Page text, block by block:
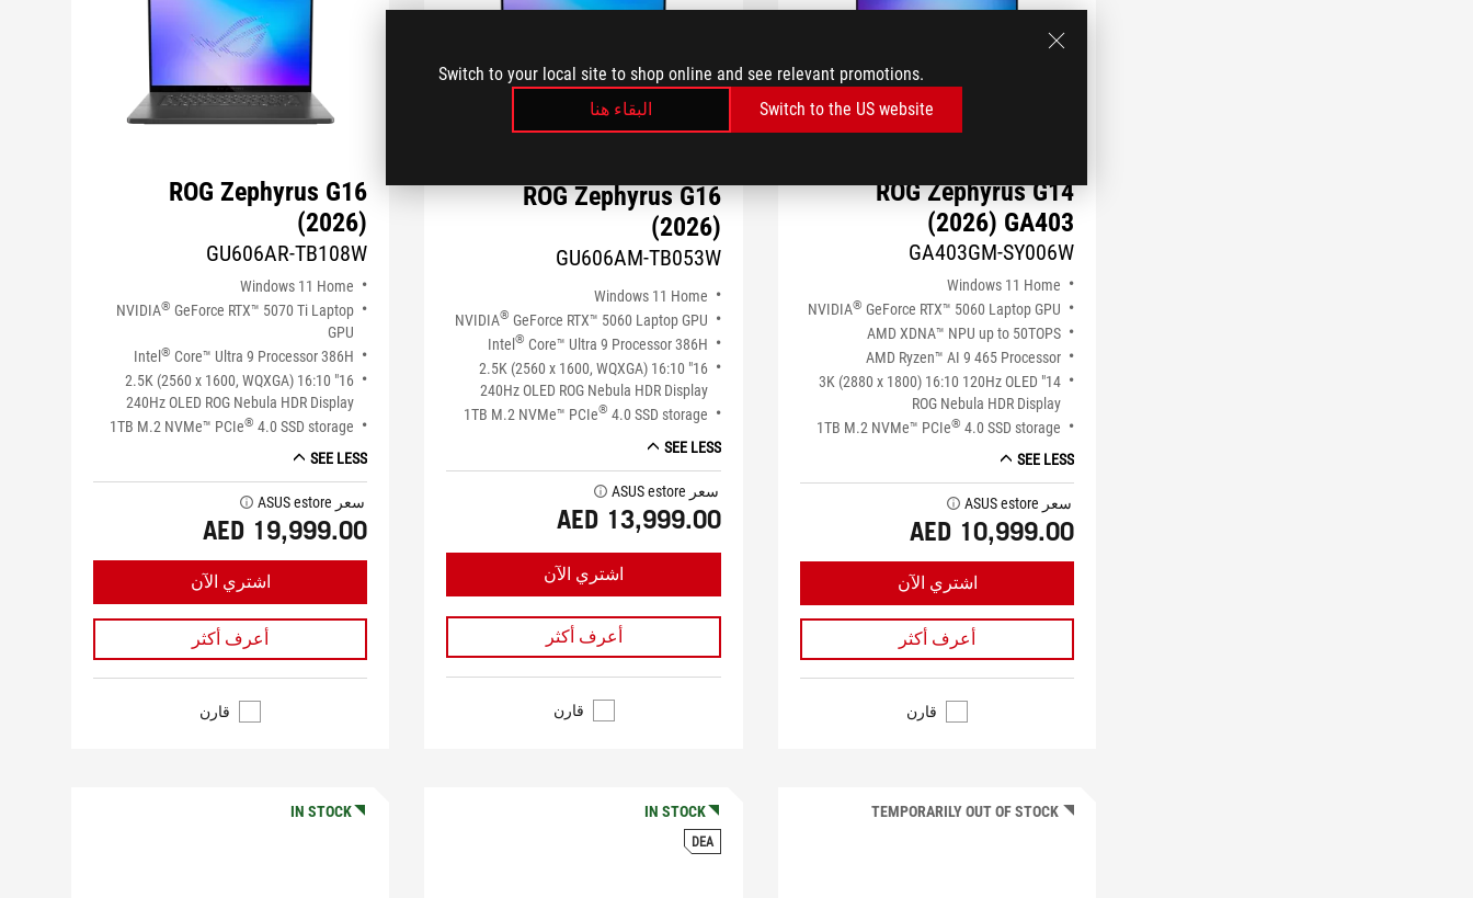
Switch to your local site to shop online and see relevant promotions.
البقاء هنا
Switch to the US website
ROG Zephyrus G14
(2026) GA403
GA403GM-SY006W
Windows 11 Home
NVIDIA® GeForce RTX™ 5060 Laptop GPU
AMD XDNA™ NPU up to 50TOPS
AMD Ryzen™ AI 9 465 Processor
14" 3K (2880 x 1800) 16:10 120Hz OLED
ROG Nebula HDR Display
1TB M.2 NVMe™ PCIe® 4.0 SSD storage
SEE LESS
سعر ASUS estore tooltip
AED 10,999.00
اشتري الآن
أعرف أكثر
قارن
ROG Zephyrus G16
(2026)
GU606AM-TB053W
Windows 11 Home
NVIDIA® GeForce RTX™ 5060 Laptop GPU
Intel ® Core™ Ultra 9 Processor 386H
16" 2.5K (2560 x 1600, WQXGA) 16:10
240Hz OLED ROG Nebula HDR Display
1TB M.2 NVMe™ PCIe® 4.0 SSD storage
SEE LESS
سعر ASUS estore tooltip
AED 13,999.00
اشتري الآن
أعرف أكثر
قارن
ROG Zephyrus G16
(2026)
GU606AR-TB108W
Windows 11 Home
NVIDIA® GeForce RTX™ 5070 Ti Laptop
GPU
Intel® Core™ Ultra 9 Processor 386H
16" 2.5K (2560 x 1600, WQXGA) 16:10
240Hz OLED ROG Nebula HDR Display
1TB M.2 NVMe™ PCIe® 4.0 SSD storage
SEE LESS
سعر ASUS estore tooltip
AED 19,999.00
اشتري الآن
أعرف أكثر
قارن
TEMPORARILY OUT OF STOCK
IN STOCK
DEA
IN STOCK